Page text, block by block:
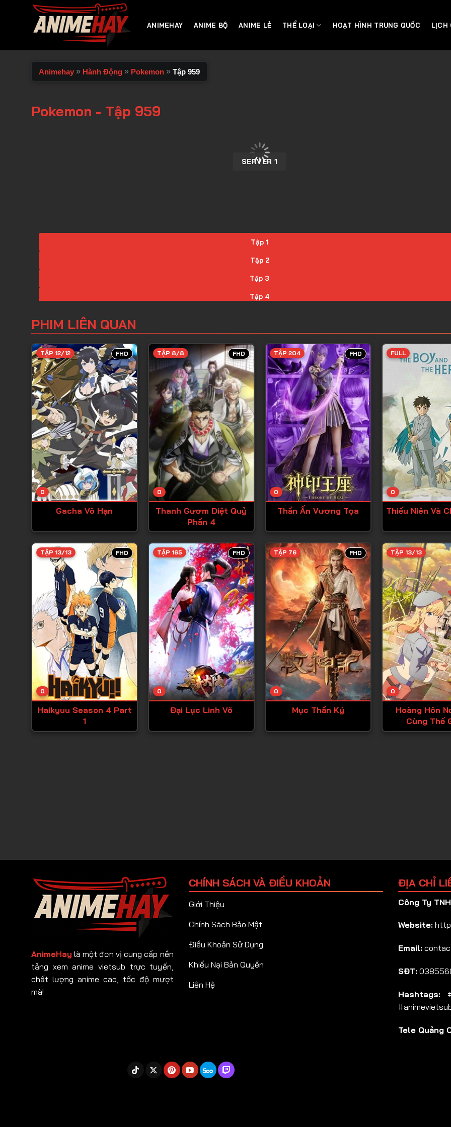
ANIMEHAY ANIME BỘ ANIME LẺ THỂ LOẠI HOẠT HÌNH TRUNG QUỐC LỊCH
Animehay » Hành Động » Pokemon » Tập 959
Pokemon - Tập 959
SERVER 1
Tập 1
Tập 2
Tập 3
Tập 4
Tập 6
Tập 7
Tập 8
Tập 9
Tập 10
Tập 11
Tập 12
Tập 13
Tập 14
Tập 15
Tập 17
Tập 18
Tập 19
Tập 20
Tập 21
Tập 22
Tập 23
Tập 24
Tập 25
Tập 26
Tập 28
Tập 36
Tập 37
Tập 39
Tập 40
Tập 41
PHIM LIÊN QUAN
FHD
0
TẬP 12/12
Gacha Vô Hạn
FHD
0
TẬP 8/8
Thanh Gươm Diệt Quỷ
Phần 4
FHD
0
TẬP 204
Thần Ấn Vương Tọa
0
FULL
Thiếu Niên Và
FHD
0
TẬP 13/13
Haikyuu Season 4 Part
1
FHD
0
TẬP 165
Đại Lục Linh Võ
FHD
0
TẬP 76
Mục Thần Ký
0
TẬP 13/13
Hoàng Hôn
Cùng Thế
AnimeHay là một đơn vị cung cấp nền
tảng xem anime vietsub trực tuyến,
chất lượng anime cao, tốc độ mượt
mà!
CHÍNH SÁCH VÀ ĐIỀU KHOẢN
Giới Thiệu
Chính Sách Bảo Mật
Điều Khoản Sử Dụng
Khiếu Nại Bản Quyền
Liên Hệ
ĐỊA CHỈ
Công Ty
Website:
Email:
SĐT:
Hashtags:
Tele Quảng